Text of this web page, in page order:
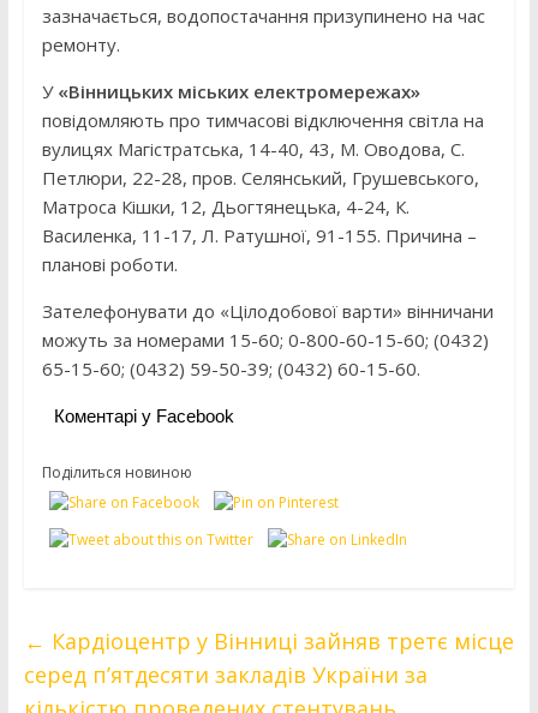
зазначається, водопостачання призупинено на час
ремонту.
У «Вінницьких міських електромережах»
повідомляють про тимчасові відключення світла на
вулицях Магістратська, 14-40, 43, М. Оводова, С.
Петлюри, 22-28, пров. Селянський, Грушевського,
Матроса Кішки, 12, Дьогтянецька, 4-24, К.
Василенка, 11-17, Л. Ратушної, 91-155. Причина –
планові роботи.
Зателефонувати до «Цілодобової варти» вінничани
можуть за номерами 15-60; 0-800-60-15-60; (0432)
65-15-60; (0432) 59-50-39; (0432) 60-15-60.
Коментарі у Facebook
Поділиться новиною
← Кардіоцентр у Вінниці зайняв третє місце
серед п’ятдесяти закладів України за